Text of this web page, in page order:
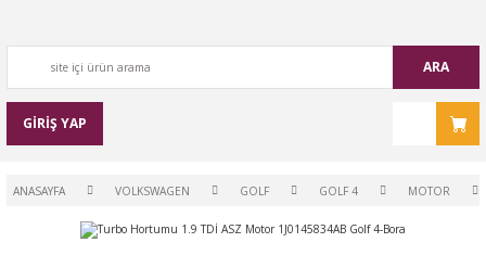
ARA
GİRİŞ YAP
ANASAYFA VOLKSWAGEN GOLF GOLF 4 MOTOR